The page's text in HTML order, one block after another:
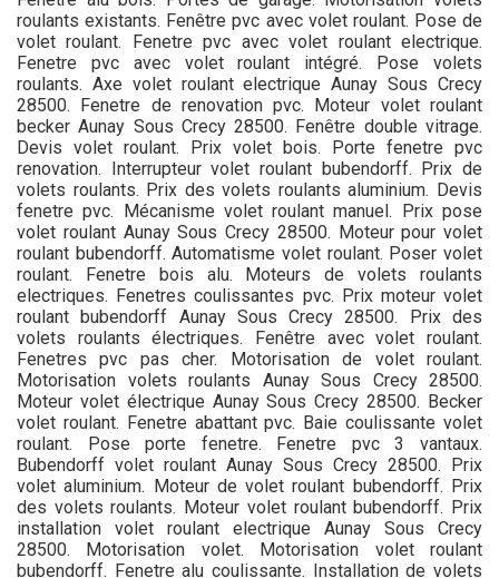
roulants existants. Fenêtre pvc avec volet roulant. Pose de
volet roulant. Fenetre pvc avec volet roulant electrique.
Fenetre pvc avec volet roulant intégré. Pose volets
roulants. Axe volet roulant electrique Aunay Sous Crecy
28500. Fenetre de renovation pvc. Moteur volet roulant
becker Aunay Sous Crecy 28500. Fenêtre double vitrage.
Devis volet roulant. Prix volet bois. Porte fenetre pvc
renovation. Interrupteur volet roulant bubendorff. Prix de
volets roulants. Prix des volets roulants aluminium. Devis
fenetre pvc. Mécanisme volet roulant manuel. Prix pose
volet roulant Aunay Sous Crecy 28500. Moteur pour volet
roulant bubendorff. Automatisme volet roulant. Poser volet
roulant. Fenetre bois alu. Moteurs de volets roulants
electriques. Fenetres coulissantes pvc. Prix moteur volet
roulant bubendorff Aunay Sous Crecy 28500. Prix des
volets roulants électriques. Fenêtre avec volet roulant.
Fenetres pvc pas cher. Motorisation de volet roulant.
Motorisation volets roulants Aunay Sous Crecy 28500.
Moteur volet électrique Aunay Sous Crecy 28500. Becker
volet roulant. Fenetre abattant pvc. Baie coulissante volet
roulant. Pose porte fenetre. Fenetre pvc 3 vantaux.
Bubendorff volet roulant Aunay Sous Crecy 28500. Prix
volet aluminium. Moteur de volet roulant bubendorff. Prix
des volets roulants. Moteur volet roulant bubendorff. Prix
installation volet roulant electrique Aunay Sous Crecy
28500. Motorisation volet. Motorisation volet roulant
bubendorff. Fenetre alu coulissante. Installation de volets